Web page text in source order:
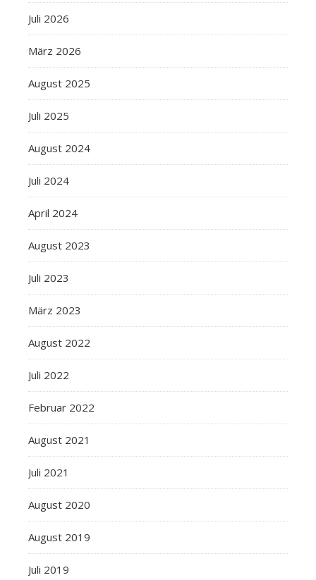
Juli 2026
März 2026
August 2025
Juli 2025
August 2024
Juli 2024
April 2024
August 2023
Juli 2023
März 2023
August 2022
Juli 2022
Februar 2022
August 2021
Juli 2021
August 2020
August 2019
Juli 2019